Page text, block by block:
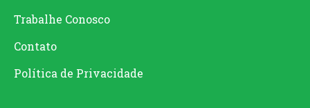
Trabalhe Conosco
Contato
Política de Privacidade